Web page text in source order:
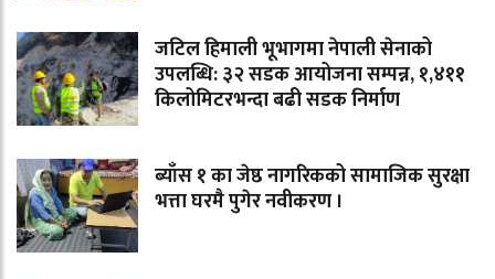
जटिल हिमाली भूभागमा नेपाली सेनाको
उपलब्धि: ३२ सडक आयोजना सम्पन्न, १,४११
किलोमिटरभन्दा बढी सडक निर्माण
ब्याँस १ का जेष्ठ नागरिकको सामाजिक सुरक्षा
भत्ता घरमै पुगेर नवीकरण ।